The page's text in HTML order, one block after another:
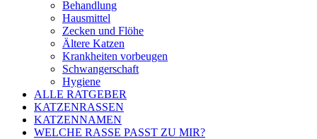
Behandlung
Hausmittel
Zecken und Flöhe
Ältere Katzen
Krankheiten vorbeugen
Schwangerschaft
Hygiene
ALLE RATGEBER
KATZENRASSEN
KATZENNAMEN
WELCHE RASSE PASST ZU MIR?